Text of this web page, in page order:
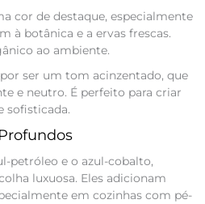
cor de destaque, especialmente
à botânica e a ervas frescas.
ao ambiente.
ser um tom acinzentado, que
e neutro. É perfeito para criar
sofisticada.
petróleo e o azul-cobalto,
luxuosa. Eles adicionam
em cozinhas com pé-